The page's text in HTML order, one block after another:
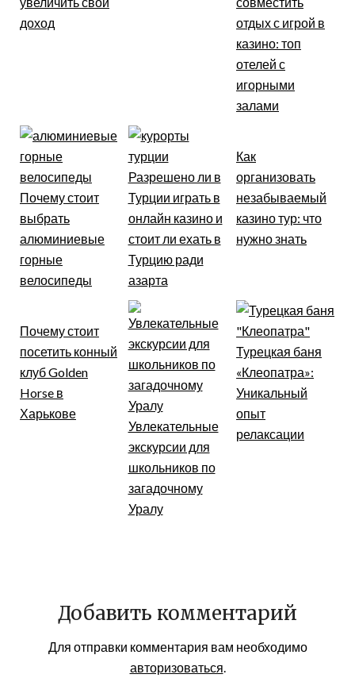
доход
отдых с игрой в
казино: топ
отелей с
игорными
залами
Почему стоит
выбрать
алюминиевые
горные
велосипеды
Разрешено ли в
Турции играть в
онлайн казино и
стоит ли ехать в
Турцию ради
азарта
Как
организовать
незабываемый
казино тур: что
нужно знать
Почему стоит
посетить конный
клуб Golden
Horse в
Харькове
Увлекательные
экскурсии для
школьников по
загадочному
Уралу
Турецкая баня
«Клеопатра»:
Уникальный
опыт
релаксации
Добавить комментарий
Для отправки комментария вам необходимо
авторизоваться